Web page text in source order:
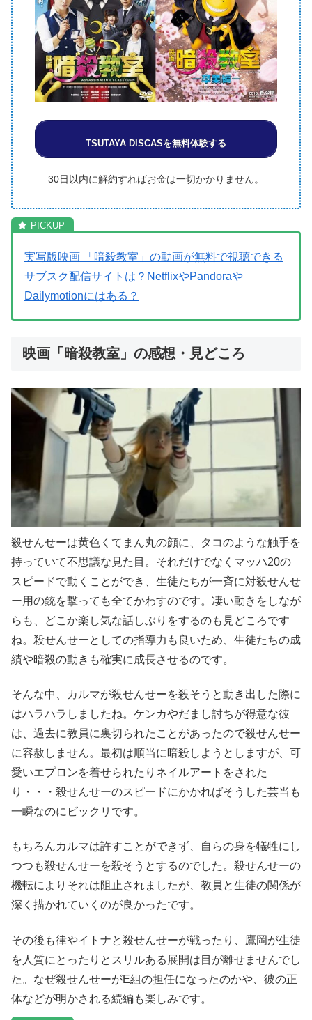
TSUTAYA DISCASを無料体験する
30日以内に解約すればお金は一切かかりません。
実写版映画 「暗殺教室」の動画が無料で視聴できる
サブスク配信サイトは？NetflixやPandoraや
Dailymotionにはある？
映画「暗殺教室」の感想・見どころ
殺せんせーは黄色くてまん丸の顔に、タコのような触手を
持っていて不思議な見た目。それだけでなくマッハ20の
スピードで動くことができ、生徒たちが一斉に対殺せんせ
ー用の銃を撃っても全てかわすのです。凄い動きをしなが
らも、どこか楽し気な話しぶりをするのも見どころです
ね。殺せんせーとしての指導力も良いため、生徒たちの成
績や暗殺の動きも確実に成長させるのです。
そんな中、カルマが殺せんせーを殺そうと動き出した際に
はハラハラしましたね。ケンカやだまし討ちが得意な彼
は、過去に教員に裏切られたことがあったので殺せんせー
に容赦しません。最初は順当に暗殺しようとしますが、可
愛いエプロンを着せられたりネイルアートをされた
り・・・殺せんせーのスピードにかかればそうした芸当も
一瞬なのにビックリです。
もちろんカルマは許すことができず、自らの身を犠牲にし
つつも殺せんせーを殺そうとするのでした。殺せんせーの
機転によりそれは阻止されましたが、教員と生徒の関係が
深く描かれていくのが良かったです。
その後も律やイトナと殺せんせーが戦ったり、鷹岡が生徒
を人質にとったりとスリルある展開は目が離せませんでし
た。なぜ殺せんせーがE組の担任になったのかや、彼の正
体などが明かされる続編も楽しみです。